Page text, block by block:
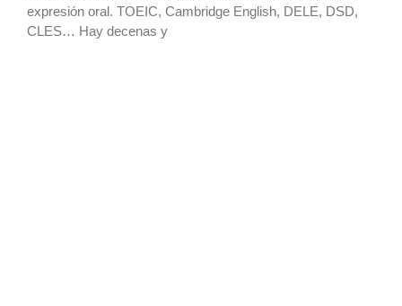
expresión oral. TOEIC, Cambridge English, DELE, DSD,
CLES… Hay decenas y